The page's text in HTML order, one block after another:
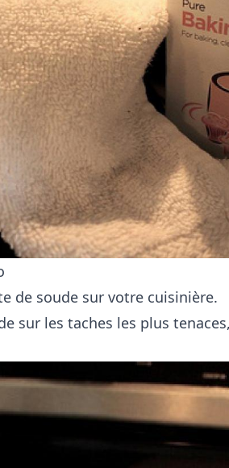
de soude sur votre cuisinière.
sur les taches les plus